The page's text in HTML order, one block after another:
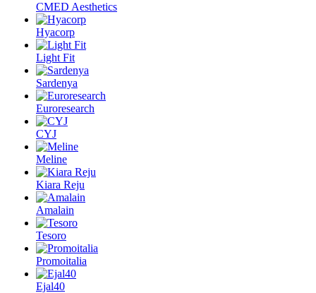
CMED Aesthetics
Hyacorp
Light Fit
Sardenya
Euroresearch
CYJ
Meline
Kiara Reju
Amalain
Tesoro
Promoitalia
Ejal40